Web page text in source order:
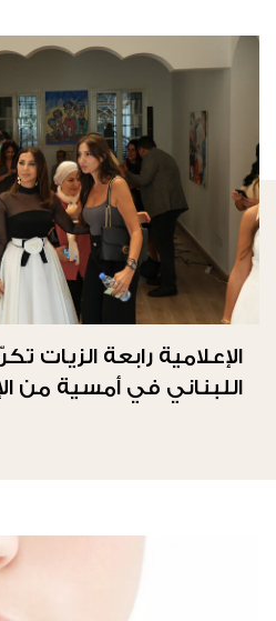
الإعلامية رابعة الزيات
اللبناني في أمسية من